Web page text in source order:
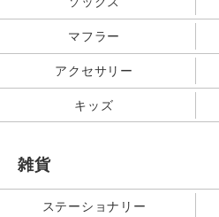
マフラー
アクセサリー
キッズ
雑貨
ステーショナリー